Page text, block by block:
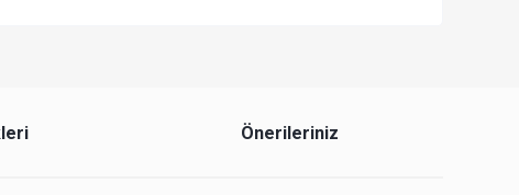
Önerileriniz